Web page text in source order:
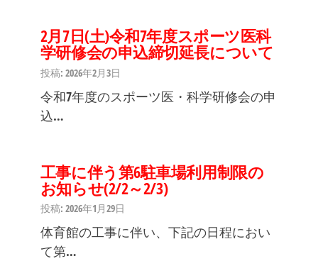
2月7日(土)令和7年度スポーツ医科
学研修会の申込締切延長について
投稿: 2026年2月3日
令和7年度のスポーツ医・科学研修会の申
込…
工事に伴う第6駐車場利用制限の
お知らせ(2/2～2/3)
投稿: 2026年1月29日
体育館の工事に伴い、下記の日程におい
て第…